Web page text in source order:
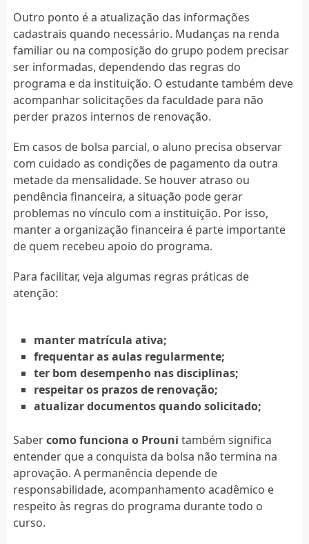
Outro ponto é a atualização das informações
cadastrais quando necessário. Mudanças na renda
familiar ou na composição do grupo podem precisar
ser informadas, dependendo das regras do
programa e da instituição. O estudante também deve
acompanhar solicitações da faculdade para não
perder prazos internos de renovação.
Em casos de bolsa parcial, o aluno precisa observar
com cuidado as condições de pagamento da outra
metade da mensalidade. Se houver atraso ou
pendência financeira, a situação pode gerar
problemas no vínculo com a instituição. Por isso,
manter a organização financeira é parte importante
de quem recebeu apoio do programa.
Para facilitar, veja algumas regras práticas de
atenção:
manter matrícula ativa;
frequentar as aulas regularmente;
ter bom desempenho nas disciplinas;
respeitar os prazos de renovação;
atualizar documentos quando solicitado;
Sabercomo funciona o Prouni também significa
entender que a conquista da bolsa não termina na
aprovação. A permanência depende de
responsabilidade, acompanhamento acadêmico e
respeito às regras do programa durante todo o
curso.